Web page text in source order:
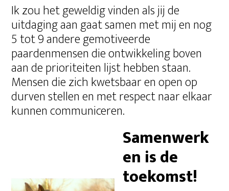
Ik zou het geweldig vinden als jij de
uitdaging aan gaat samen met mij en nog
5 tot 9 andere gemotiveerde
paardenmensen die ontwikkeling boven
aan de prioriteiten lijst hebben staan.
Mensen die zich kwetsbaar en open op
durven stellen en met respect naar elkaar
kunnen communiceren.
Samenwerk
en is de
toekomst!